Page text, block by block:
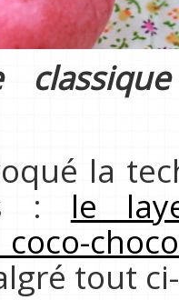
la
: le
tout